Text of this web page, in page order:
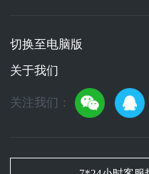
切换至电脑版
关于我们
关注我们：